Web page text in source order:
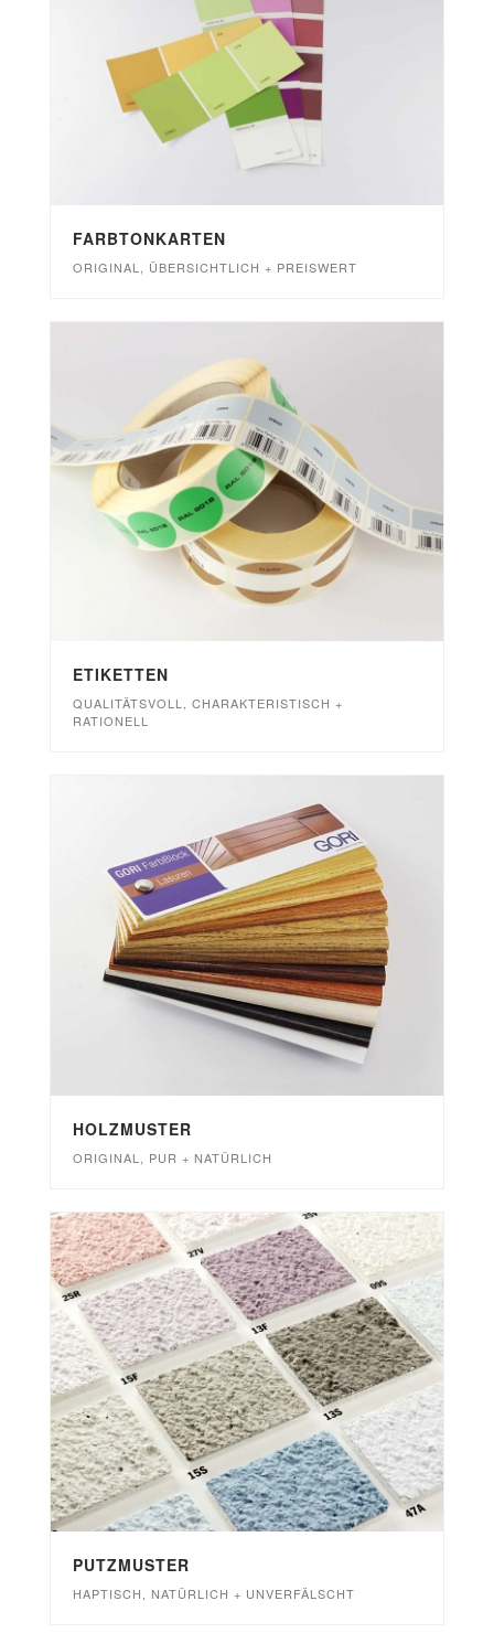
FARBTONKARTEN
ORIGINAL, ÜBERSICHTLICH + PREISWERT
ETIKETTEN
QUALITÄTSVOLL, CHARAKTERISTISCH +
RATIONELL
HOLZMUSTER
ORIGINAL, PUR + NATÜRLICH
PUTZMUSTER
HAPTISCH, NATÜRLICH + UNVERFÄLSCHT